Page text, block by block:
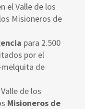
el Valle de los
Misioneros de
para 2.500
por el
de
de los
Misioneros de